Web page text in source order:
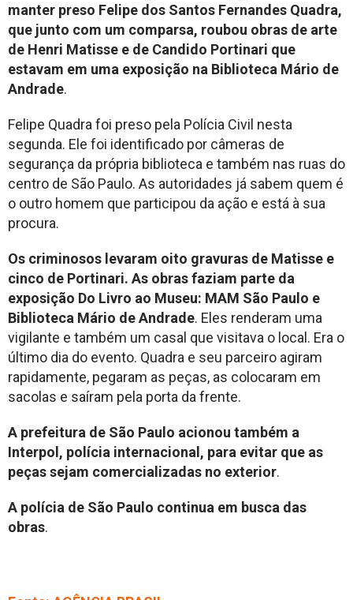
manter preso Felipe dos Santos Fernandes Quadra,
que junto com um comparsa, roubou obras de arte
de Henri Matisse e de Candido Portinari que
estavam em uma exposição na Biblioteca Mário de
Andrade.
Felipe Quadra foi preso pela Polícia Civil nesta
segunda. Ele foi identificado por câmeras de
segurança da própria biblioteca e também nas ruas do
centro de São Paulo. As autoridades já sabem quem é
o outro homem que participou da ação e está à sua
procura.
Os criminosos levaram oito gravuras de Matisse e
cinco de Portinari. As obras faziam parte da
exposição Do Livro ao Museu: MAM São Paulo e
Biblioteca Mário de Andrade. Eles renderam uma
vigilante e também um casal que visitava o local. Era o
último dia do evento. Quadra e seu parceiro agiram
rapidamente, pegaram as peças, as colocaram em
sacolas e saíram pela porta da frente.
A prefeitura de São Paulo acionou também a
Interpol, polícia internacional, para evitar que as
peças sejam comercializadas no exterior.
A polícia de São Paulo continua em busca das
obras.